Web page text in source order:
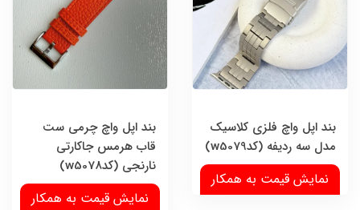
بند اپل واچ فلزی کلاسیک
مدل سه ردیفه (کدw5079)
نمایش قیمت به همکار
بند اپل واچ چرمی ست
قاب هرمس جاکارتی
نارنجی (کدw5078)
نمایش قیمت به همکار